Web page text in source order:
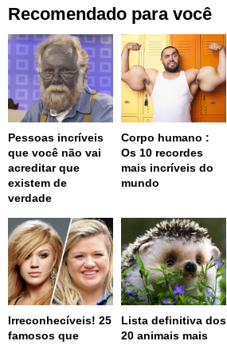
Recomendado para você
Pessoas incríveis
que você não vai
acreditar que
existem de
verdade
Corpo humano :
Os 10 recordes
mais incríveis do
mundo
Irreconhecíveis! 25
famosos que
Lista definitiva dos
20 animais mais